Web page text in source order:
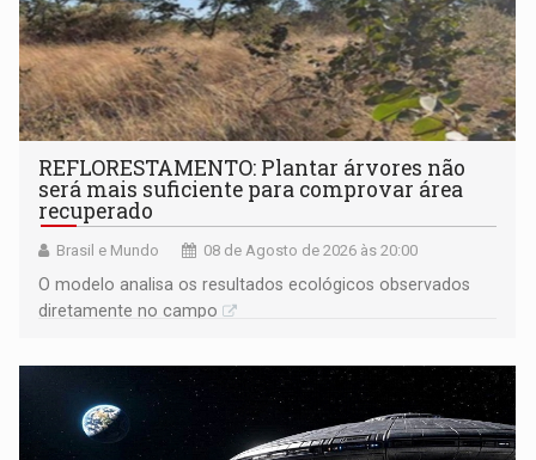
REFLORESTAMENTO: Plantar árvores não
será mais suficiente para comprovar área
recuperado
Brasil e Mundo 08 de Agosto de 2026 às 20:00
O modelo analisa os resultados ecológicos observados
diretamente no campo